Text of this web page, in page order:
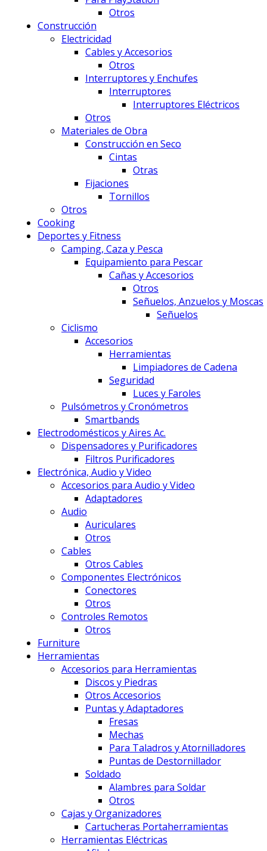
Otros
Construcción
Electricidad
Cables y Accesorios
Otros
Interruptores y Enchufes
Interruptores
Interruptores Eléctricos
Otros
Materiales de Obra
Construcción en Seco
Cintas
Otras
Fijaciones
Tornillos
Otros
Cooking
Deportes y Fitness
Camping, Caza y Pesca
Equipamiento para Pescar
Cañas y Accesorios
Otros
Señuelos, Anzuelos y Moscas
Señuelos
Ciclismo
Accesorios
Herramientas
Limpiadores de Cadena
Seguridad
Luces y Faroles
Pulsómetros y Cronómetros
Smartbands
Electrodomésticos y Aires Ac.
Dispensadores y Purificadores
Filtros Purificadores
Electrónica, Audio y Video
Accesorios para Audio y Video
Adaptadores
Audio
Auriculares
Otros
Cables
Otros Cables
Componentes Electrónicos
Conectores
Otros
Controles Remotos
Otros
Furniture
Herramientas
Accesorios para Herramientas
Discos y Piedras
Otros Accesorios
Puntas y Adaptadores
Fresas
Mechas
Para Taladros y Atornilladores
Puntas de Destornillador
Soldado
Alambres para Soldar
Otros
Cajas y Organizadores
Cartucheras Portaherramientas
Herramientas Eléctricas